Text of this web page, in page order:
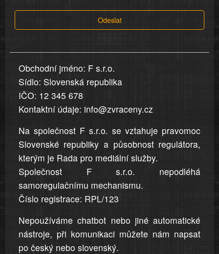
v
jsou
přesná
a
úplná
Odeslat
Obchodní jméno: F s.r.o.
Sídlo: Slovenská republika
IČO: 12 345 678
Kontaktní údaje: info@zvraceny.cz
Na společnost F s.r.o. se vztahuje pravomoc
Slovenské republiky a působnost regulátora,
kterým je Rada pro mediální služby.
Společnost F s.r.o. nepodléhá
samoregulačnímu mechanismu.
Číslo registrace: RPL/123
Nepoužíváme chatbot nebo jiné automatické
nástroje, při komunikaci můžete nám napsat
po český nebo slovenský.